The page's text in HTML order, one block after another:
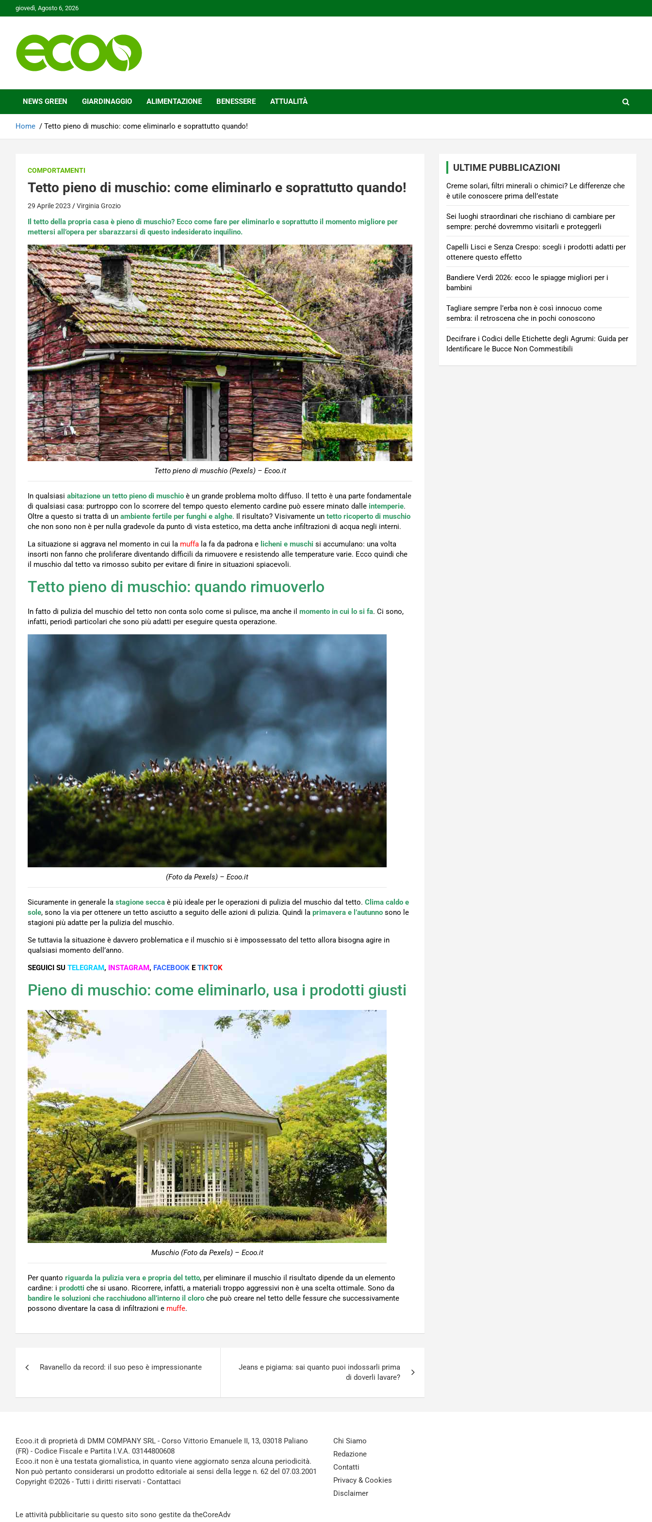
to
giovedì, Agosto 6, 2026
Ecoo.it
NEWS GREEN GIARDINAGGIO ALIMENTAZIONE BENESSERE ATTUALITÀ
Home Tetto pieno di muschio: come eliminarlo e soprattutto quando!
COMPORTAMENTI
Tetto pieno di muschio: come eliminarlo e soprattutto quando!
29 Aprile 2023 Virginia Grozio
Il tetto della propria casa è pieno di muschio? Ecco come fare per eliminarlo e soprattutto il momento migliore per
mettersi all’opera per sbarazzarsi di questo indesiderato inquilino.
Tetto pieno di muschio (Pexels) – Ecoo.it
In qualsiasi abitazione un tetto pieno di muschio è un grande problema molto diffuso. Il tetto è una parte fondamentale
di qualsiasi casa: purtroppo con lo scorrere del tempo questo elemento cardine può essere minato dalle intemperie.
Oltre a questo si tratta di un ambiente fertile per funghi e alghe. Il risultato? Visivamente un tetto ricoperto di muschio
che non sono non è per nulla gradevole da punto di vista estetico, ma detta anche infiltrazioni di acqua negli interni.
La situazione si aggrava nel momento in cui la muffa la fa da padrona e licheni e muschi si accumulano: una volta
insorti non fanno che proliferare diventando difficili da rimuovere e resistendo alle temperature varie. Ecco quindi che
il muschio dal tetto va rimosso subito per evitare di finire in situazioni spiacevoli.
Tetto pieno di muschio: quando rimuoverlo
In fatto di pulizia del muschio del tetto non conta solo come si pulisce, ma anche il momento in cui lo si fa. Ci sono,
infatti, periodi particolari che sono più adatti per eseguire questa operazione.
(Foto da Pexels) – Ecoo.it
Sicuramente in generale la stagione secca è più ideale per le operazioni di pulizia del muschio dal tetto. Clima caldo e
sole, sono la via per ottenere un tetto asciutto a seguito delle azioni di pulizia. Quindi la primavera e l’autunno sono le
stagioni più adatte per la pulizia del muschio.
Se tuttavia la situazione è davvero problematica e il muschio si è impossessato del tetto allora bisogna agire in
qualsiasi momento dell’anno.
SEGUICI SU TELEGRAM, INSTAGRAM, FACEBOOK ETIKTOK
Pieno di muschio: come eliminarlo, usa i prodotti giusti
Muschio (Foto da Pexels) – Ecoo.it
Per quanto riguarda la pulizia vera e propria del tetto, per eliminare il muschio il risultato dipende da un elemento
cardine: i prodotti che si usano. Ricorrere, infatti, a materiali troppo aggressivi non è una scelta ottimale. Sono da
bandire le soluzioni che racchiudono all’interno il cloro che può creare nel tetto delle fessure che successivamente
possono diventare la casa di infiltrazioni e muffe.
Ravanello da record: il suo peso è impressionante
Jeans e pigiama: sai quanto puoi indossarli prima
di doverli lavare?
ULTIME PUBBLICAZIONI
Creme solari, filtri minerali o chimici? Le differenze che
è utile conoscere prima dell’estate
Sei luoghi straordinari che rischiano di cambiare per
sempre: perché dovremmo visitarli e proteggerli
Capelli Lisci e Senza Crespo: scegli i prodotti adatti per
ottenere questo effetto
Bandiere Verdi 2026: ecco le spiagge migliori per i
bambini
Tagliare sempre l’erba non è così innocuo come
sembra: il retroscena che in pochi conoscono
Decifrare i Codici delle Etichette degli Agrumi: Guida per
Identificare le Bucce Non Commestibili
Ecoo.it di proprietà di DMM COMPANY SRL - Corso Vittorio Emanuele II, 13, 03018 Paliano
(FR) - Codice Fiscale e Partita I.V.A. 03144800608
Ecoo.it non è una testata giornalistica, in quanto viene aggiornato senza alcuna periodicità.
Non può pertanto considerarsi un prodotto editoriale ai sensi della legge n. 62 del 07.03.2001
Copyright ©2026 - Tutti i diritti riservati - Contattaci
Le attività pubblicitarie su questo sito sono gestite da theCoreAdv
Chi Siamo
Redazione
Contatti
Privacy & Cookies
Disclaimer